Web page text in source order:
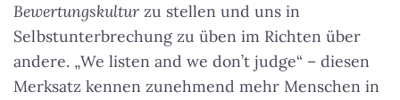
Bewertungskultur zu stellen und uns in
Selbstunterbrechung zu üben im Richten über
andere. „We listen and we don’t judge“ – diesen
Merksatz kennen zunehmend mehr Menschen in